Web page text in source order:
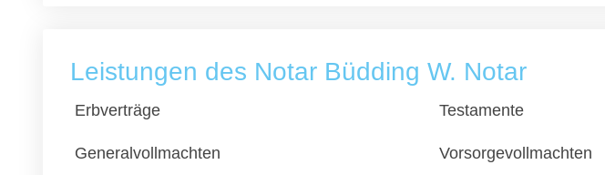
Leistungen des Notar Büdding W. Notar
Erbverträge Testamente
Generalvollmachten Vorsorgevollmachten